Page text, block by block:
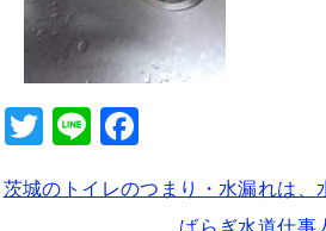
T
tt
Li
e c
茨城のトイレのつまり・水漏れは、
ばらぎ水道仕事